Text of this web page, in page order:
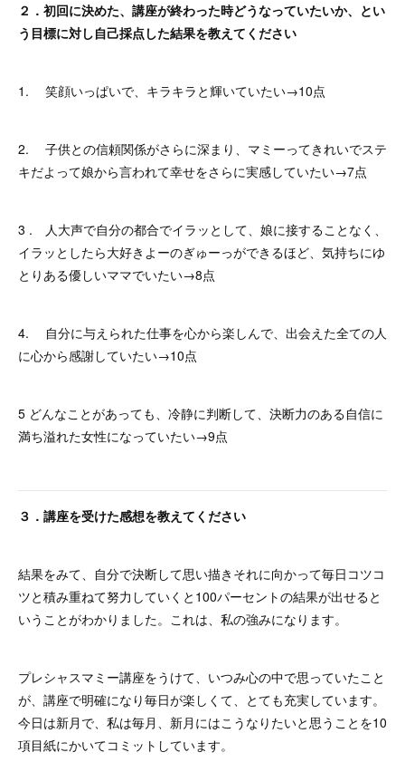
２．初回に決めた、講座が終わった時どうなっていたいか、とい
う目標に対し自己採点した結果を教えてください
1. 笑顔いっぱいで、キラキラと輝いていたい→10点
2. 子供との信頼関係がさらに深まり、マミーってきれいでステ
キだよって娘から言われて幸せをさらに実感していたい→7点
3 . 人大声で自分の都合でイラッとして、娘に接することなく、
イラッとしたら大好きよーのぎゅーっができるほど、気持ちにゆ
とりある優しいママでいたい→8点
4. 自分に与えられた仕事を心から楽しんで、出会えた全ての人
に心から感謝していたい→10点
5 どんなことがあっても、冷静に判断して、決断力のある自信に
満ち溢れた女性になっていたい→9点
３．講座を受けた感想を教えてください
結果をみて、自分で決断して思い描きそれに向かって毎日コツコ
ツと積み重ねて努力していくと100パーセントの結果が出せると
いうことがわかりました。これは、私の強みになります。
プレシャスマミー講座をうけて、いつみ心の中で思っていたこと
が、講座で明確になり毎日が楽しくて、とても充実しています。
今日は新月で、私は毎月、新月にはこうなりたいと思うことを10
項目紙にかいてコミットしています。